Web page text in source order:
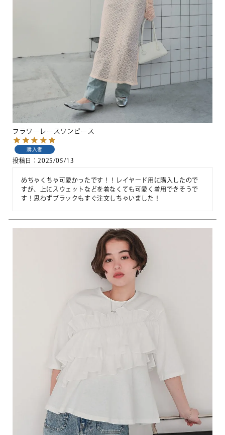
フラワーレースワンピース
購入者
投稿日 2025/05/13
めちゃくちゃ可愛かったです！！レイヤード用に購入したので
すが、上にスウェットなどを着なくても可愛く着用できそうで
す！思わずブラックもすぐ注文しちゃいました！